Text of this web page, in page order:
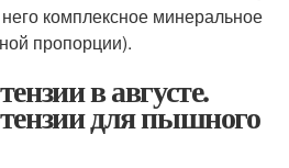
комплексное минеральное
пропорции).
в августе.
для пышного